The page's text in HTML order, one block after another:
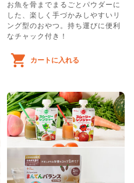
お魚を骨までまるごとパウダーに
した、楽しく手づかみしやすいリ
ング型のおやつ。持ち運びに便利
なチャック付き！
カートに入れる